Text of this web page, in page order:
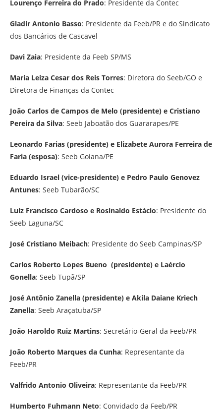
Lourenço Ferreira do Prado: Presidente da Contec
Gladir Antonio Basso: Presidente da Feeb/PR e do Sindicato
dos Bancários de Cascavel
Davi Zaia: Presidente da Feeb SP/MS
Maria Leiza Cesar dos Reis Torres: Diretora do Seeb/GO e
Diretora de Finanças da Contec
João Carlos de Campos de Melo (presidente) e Cristiano
Pereira da Silva: Seeb Jaboatão dos Guararapes/PE
Leonardo Farias (presidente) e Elizabete Aurora Ferreira de
Faria (esposa): Seeb Goiana/PE
Eduardo Israel (vice-presidente) e Pedro Paulo Genovez
Antunes: Seeb Tubarão/SC
Luiz Francisco Cardoso e Rosinaldo Estácio: Presidente do
Seeb Laguna/SC
José Cristiano Meibach: Presidente do Seeb Campinas/SP
Carlos Roberto Lopes Bueno (presidente) e Laércio
Gonella: Seeb Tupã/SP
José Antônio Zanella (presidente) e Akila Daiane Kriech
Zanella: Seeb Araçatuba/SP
João Haroldo Ruiz Martins: Secretário-Geral da Feeb/PR
João Roberto Marques da Cunha: Representante da
Feeb/PR
Valfrido Antonio Oliveira: Representante da Feeb/PR
Humberto Fuhmann Neto: Convidado da Feeb/PR